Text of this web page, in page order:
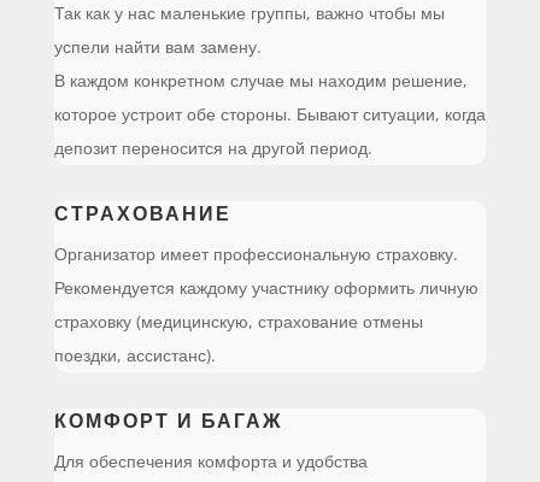
Так как у нас маленькие группы, важно чтобы мы
успели найти вам замену.
В каждом конкретном случае мы находим решение,
которое устроит обе стороны. Бывают ситуации, когда
депозит переносится на другой период.
СТРАХОВАНИЕ
Организатор имеет профессиональную страховку.
Рекомендуется каждому участнику оформить личную
страховку (медицинскую, страхование отмены
поездки, ассистанс).
КОМФОРТ И БАГАЖ
Для обеспечения комфорта и удобства